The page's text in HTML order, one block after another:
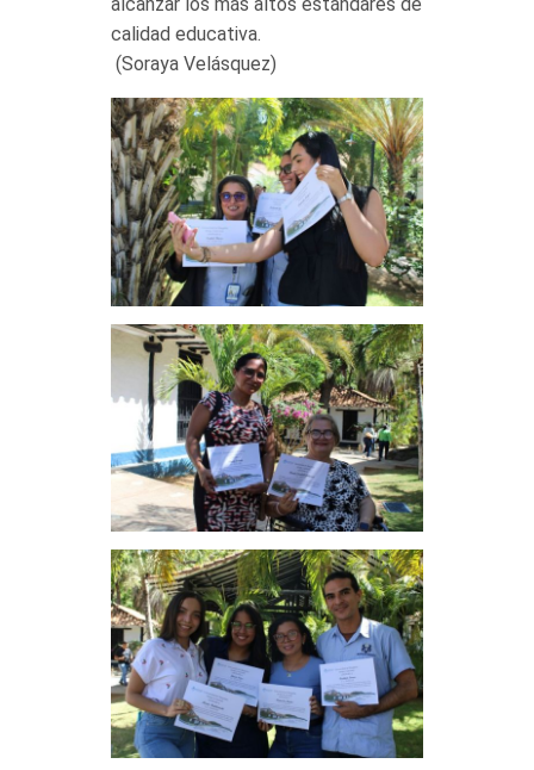
alcanzar los más altos estándares de
calidad educativa.
(Soraya Velásquez)